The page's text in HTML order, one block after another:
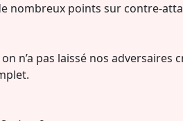
nombreux points sur contre-
n’a pas laissé nos adversaires